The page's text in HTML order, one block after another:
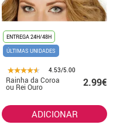
ENTREGA 24H/48H
ÚLTIMAS UNIDADES
4.53/5.00
Rainha da Coroa
ou Rei Ouro 2.99€
ADICIONAR